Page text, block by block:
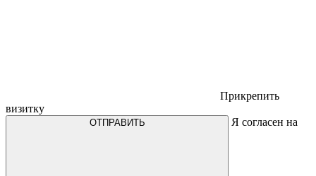
Прикрепить
визитку
ОТПРАВИТЬ Я согласен на